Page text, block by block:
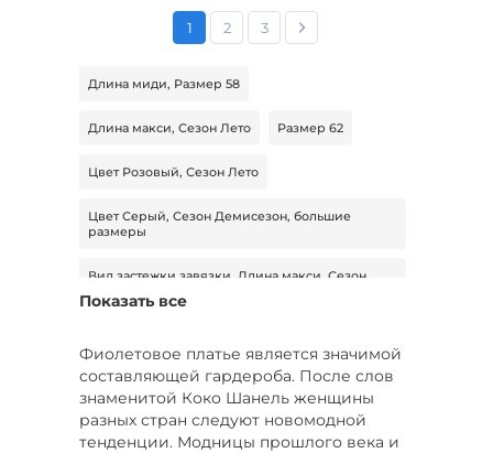
1 2 3
Длина миди, Размер 58
Длина макси, Сезон Лето Размер 62
Цвет Розовый, Сезон Лето
Цвет Серый, Сезон Демисезон, большие
размеры
Вид застежки завязки, Длина макси, Сезон
Цвет Розовый, Длина миди, Сезон Лето
Модель приталенная, Стиль повседневный,
Материал хлопок
Показать все
Фиолетовое платье является значимой
составляющей гардероба. После слов
знаменитой Коко Шанель женщины
разных стран следуют новомодной
тенденции. Модницы прошлого века и